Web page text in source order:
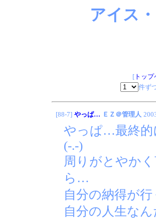
アイス
[トップ
件ず
[88-7] やっぱ… ＥＺ＠管理人
やっぱ…最終的
(-.-)
周りがとやか
ら…
自分の納得が
自分の人生な